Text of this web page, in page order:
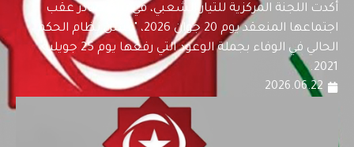
أكدت اللجنة المركزية للتيار الشعبي، في بيان صادر عقب
اجتماعها المنعقد يوم 20 جوان 2026، "فشل نظام الحكم
الحالي في الوفاء بجملة الوعود التي رفعها يوم 25 جويلية
2021.
2026.06.22